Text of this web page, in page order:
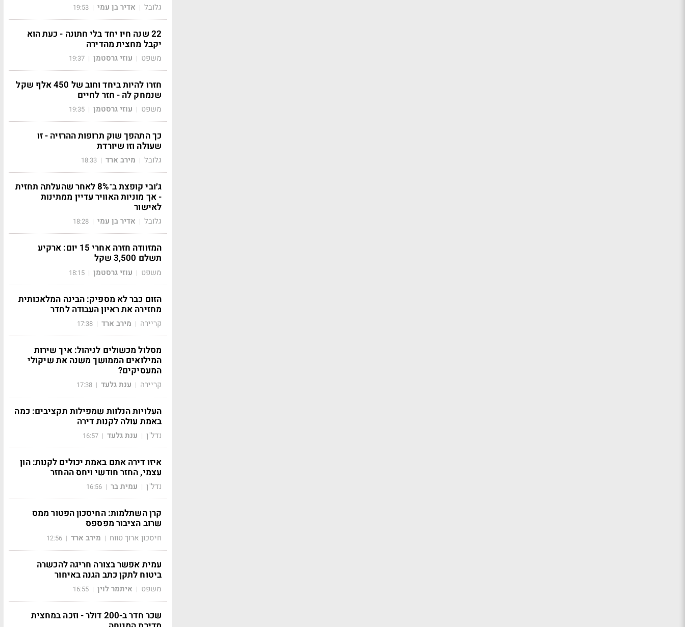
גלובל | אדיר בן עמי |
19:53
22 שנה חיו יחד בלי חתונה - כעת הוא
יקבל מחצית מהדירה
משפט | עוזי גרסטמן |
19:37
חזרו להיות ביחד וחוב של 450 אלף שקל
שנמחק לה - חזר לחיים
משפט | עוזי גרסטמן |
19:35
כך התהפך שוק תרופות ההרזיה - זו
שעולה וזו שיורדת
גלובל | מירב ארד |
18:33
ג׳ובי קופצת ב־8% לאחר שהעלתה תחזית
- אך מוניות האוויר עדיין ממתינות
לאישור
גלובל | אדיר בן עמי |
18:28
המזוודה חזרה אחרי 15 יום: ארקיע
תשלם 3,500 שקל
משפט | עוזי גרסטמן |
18:15
הזום כבר לא מספיק: הבינה המלאכותית
מחזירה את ראיון העבודה לחדר
קריירה | מירב ארד |
17:38
מסלול מכשולים לניהול: איך שירות
המילואים הממושך משנה את שיקולי
המעסיקים?
קריירה | ענת גלעד |
17:38
העלויות הנלוות שמפילות תקציבים: כמה
באמת עולה לקנות דירה
נדל"ן | ענת גלעד |
16:57
איזו דירה אתם באמת יכולים לקנות: הון
עצמי, החזר חודשי ויחס ההחזר
נדל"ן | עמית בר |
16:56
קרן השתלמות: החיסכון הפטור ממס
שרוב הציבור מפספס
חיסכון ארוך טווח | מירב ארד |
12:56
עמית אפשר בצורה חריגה להכשרה
ביטוח לתקן כתב הגנה באיחור
משפט | איתמר לוין |
16:55
שכר חדר ב-200 דולר - וזכה במחצית